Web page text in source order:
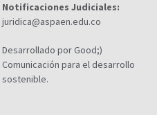
Notificaciones Judiciales:
juridica@aspaen.edu.co
Desarrollado por Good;)
Comunicación para el desarrollo
sostenible.